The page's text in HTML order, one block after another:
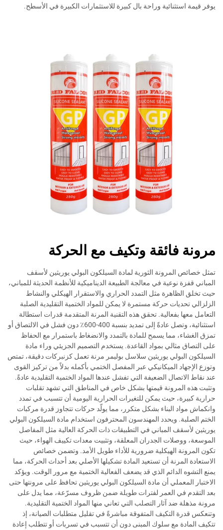
يوفر قيمة استثنائية وراحة بال كبيرة للاستثمارات الكبيرة في الأسطح.
مرونة فائقة وتكيف مع الحركة
تمثل خصائص المرونة الثورية لمادة السيلكون البولي يوريثين لأسقف
المباني قفزة نوعية في معالجة الطبيعة الديناميكية للأنظمة الحديثة للمباني،
حيث تخلق الظاهرة مثل التمدد الحراري والاستقرار الهيكلي والنشاط
الزلزالي تحديات حركة مستمرة لا يمكن للمواد الختمية التقليدية الصلبة
التعامل معها بفعالية. تحقق هذه التقنية المرنة المتقدمة قدرات استطالة
استثنائية، وتصل عادةً إلى تمديد بنسبة 400-600٪ دون فشل في الالتصاق أو
تمزق الغشاء، مما يسمح للمادة بالتمدد والانضغاط باستمرار مع الحفاظ
على التصاق مثالي بمواد القاعدة. يستخدم التصميم الجزيئي وراء مادة
السيلكون البولي يوريثين سلاسل بوليمر مرنة تعمل كزنبركات دقيقة، تمتص
وتوزع الإجهاد الميكانيكي عبر المفصل الختمي بأكمله بدلاً من تركيز القوى
عند نقاط الاتصال الضعيفة التي تفشل عندها المواد الختمية التقليدية عادةً.
وتثبت هذه المرونة قيمتها بشكل خاص في المناطق التي تشهد تقلبات
حرارية كبيرة، حيث يمكن للتغيرات الحرارية اليومية أن تتسبب في تمدد
وانكماش مواد البناء بشكل متكرر، مما يولّد حركات تتجاوز قدرة مركبات
الختم الصلبة. ويحدد المهندسون المحترفون استخدام مادة السيلكون البولي
يوريثين لأسقف المباني في التطبيقات ذات الحركة العالية مثل المفاصل
الموسعة، ووصلات الجدران المعلقة، وتثبيت معدات تكييف الهواء، حيث
تكون المرونة الهيكلية ضرورية للأداء طويل الأمد. وتضمن خصائص
الاستعادة المرنة أن تستعيد المادة تشكيلها الأصلي بعد أحداث الحركة، مما
يمنع التشوه الدائم الذي قد يضعف الفعالية الختمية مع مرور الوقت. ويؤكد
الاختبار المعملي أن مادة السيلكون البولي يوريثين تحافظ على مرونتها حتى
بعد التقدم في العمر لفترات طويلة ضمن ظروف مسرّعة، مما يدل على
مرونة مذهلة ضد آثار التصلب التي تعاني منها المواد الختمية التقليدية.
وتنعكس قدرة التكيف المتفوقة مباشرةً في تقليل متطلبات الصيانة، إذ
تتكيف المادة مع سلوك المبنى دون أن تتسبب في تسربات أو تتطلب إعادة